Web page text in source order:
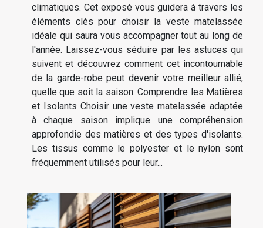
climatiques. Cet exposé vous guidera à travers les
éléments clés pour choisir la veste matelassée
idéale qui saura vous accompagner tout au long de
l'année. Laissez-vous séduire par les astuces qui
suivent et découvrez comment cet incontournable
de la garde-robe peut devenir votre meilleur allié,
quelle que soit la saison. Comprendre les Matières
et Isolants Choisir une veste matelassée adaptée
à chaque saison implique une compréhension
approfondie des matières et des types d'isolants.
Les tissus comme le polyester et le nylon sont
fréquemment utilisés pour leur...